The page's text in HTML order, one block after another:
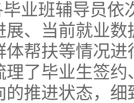
业班辅导员依
展、当前就业
体帮扶等情况
理了毕业生签
的推进状态，